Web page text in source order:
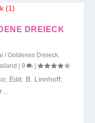
DREIECK
/ Goldenes Dreieck,
|9 |
Edit: B. Linnhoff;